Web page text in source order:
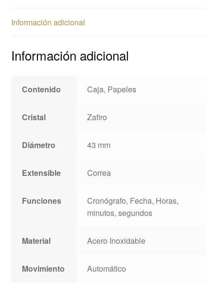
Información adicional
Información adicional
Contenido Caja, Papeles
Cristal Zafiro
Diámetro 43 mm
Extensible Correa
Funciones
Cronógrafo, Fecha, Horas,
minutos, segundos
Material Acero Inoxidable
Movimiento Automático